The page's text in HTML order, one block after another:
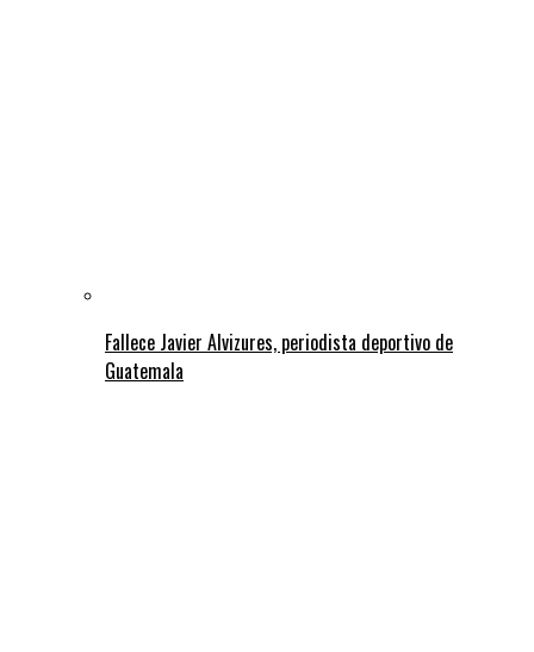
Fallece Javier Alvizures, periodista deportivo de
Guatemala